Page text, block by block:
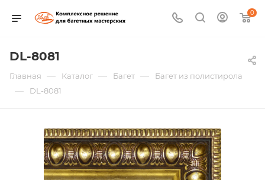
0
DL-8081
Главная — Каталог — Багет — Багет из полистирола
— DL-8081